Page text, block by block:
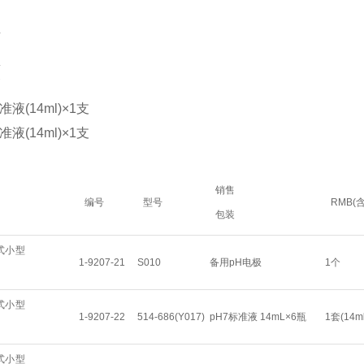
液(14ml)×1支
液(14ml)×1支
编号 型号
销售
包装
RMB(
1-9207-21 S010 备用pH电极 1个
1-9207-22 514-686(Y017) pH7标准液 14mL×6瓶 1套